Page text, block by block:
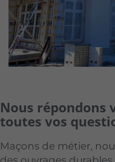
Nous répondons
toutes vos
Maçons de métier,